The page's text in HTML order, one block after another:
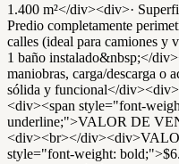
1.400 m²</div><div>·
Predio completamente
calles (ideal para camiones y
1 baño instalado&nbsp;</
maniobras, carga/descarga o
sólida y funcional</
<div><span style="font-
underline;">VALOR DE
<div><br></
style="font-weight: